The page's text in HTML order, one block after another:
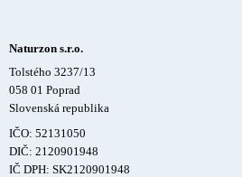
Naturzon s.r.o.
Tolstého 3237/13
058 01 Poprad
Slovenská republika
IČO: 52131050
DIČ: 2120901948
IČ DPH: SK2120901948